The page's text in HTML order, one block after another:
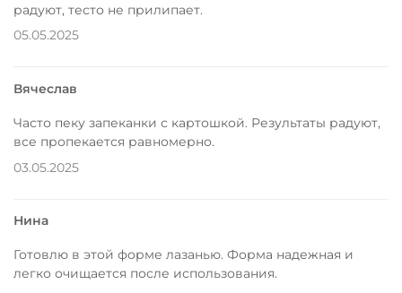
радуют, тесто не прилипает.
05.05.2025
Вячеслав
Часто пеку запеканки с картошкой. Результаты радуют,
все пропекается равномерно.
03.05.2025
Нина
Готовлю в этой форме лазанью. Форма надежная и
легко очищается после использования.